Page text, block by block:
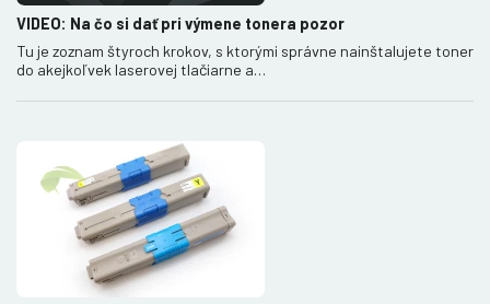
VIDEO: Na čo si dať pri výmene tonera pozor
Tu je zoznam štyroch krokov, s ktorými správne nainštalujete toner
do akejkoľvek laserovej tlačiarne a…